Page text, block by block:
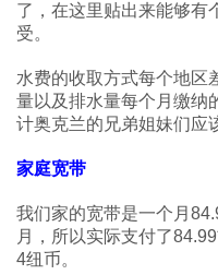
了，在这里贴出来能够有
受。
水费的收取方式每个地区
量以及排水量每个月缴纳
计奥克兰的兄弟姐妹们应
家庭宽带
我们家的宽带是一个月
月，所以实际支付了
4纽币。